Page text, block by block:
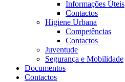
Informações Úteis
Contactos
Higiene Urbana
Competências
Contactos
Juventude
Segurança e Mobilidade
Documentos
Contactos